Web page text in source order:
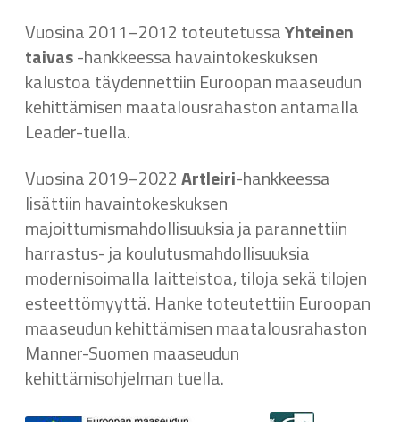
Vuosina 2011–2012 toteutetussaYhteinen
taivas-hankkeessa havaintokeskuksen
kalustoa täydennettiin Euroopan maaseudun
kehittämisen maatalousrahaston antamalla
Leader-tuella.
Vuosina 2019–2022Artleiri-hankkeessa
lisättiin havaintokeskuksen
majoittumismahdollisuuksia ja parannettiin
harrastus- ja koulutusmahdollisuuksia
modernisoimalla laitteistoa, tiloja sekä tilojen
esteettömyyttä. Hanke toteutettiin Euroopan
maaseudun kehittämisen maatalousrahaston
Manner-Suomen maaseudun
kehittämisohjelman tuella.